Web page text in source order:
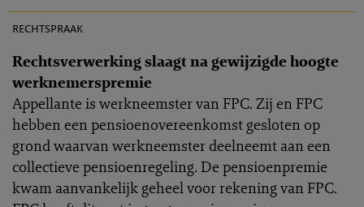
rechtspraak
Rechtsverwerking slaagt na gewijzigde hoogte
werknemerspremie
Appellante is werkneemster van FPC. Zij en FPC
hebben een pensioenovereenkomst gesloten op
grond waarvan werkneemster deelneemt aan een
collectieve pensioenregeling. De pensioenpremie
kwam aanvankelijk geheel voor rekening van FPC.